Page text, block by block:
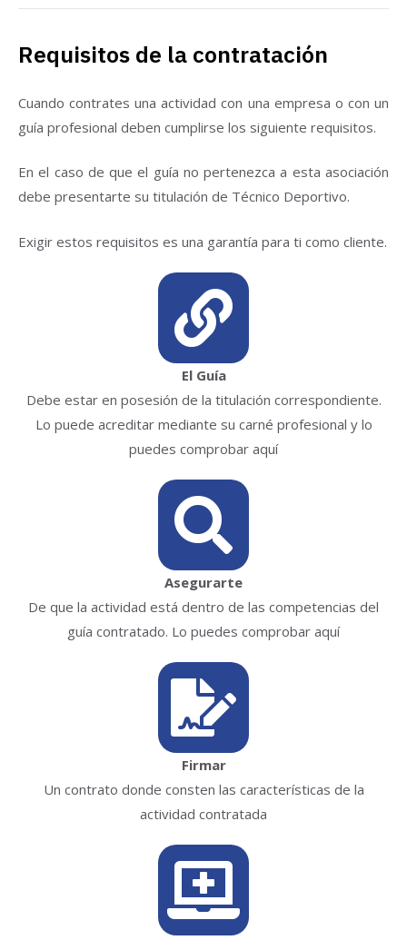
Requisitos de la contratación
Cuando contrates una actividad con una empresa o con un
guía profesional deben cumplirse los siguiente requisitos.
En el caso de que el guía no pertenezca a esta asociación
debe presentarte su titulación de Técnico Deportivo.
Exigir estos requisitos es una garantía para ti como cliente.
El Guía
Debe estar en posesión de la titulación correspondiente.
Lo puede acreditar mediante su carné profesional y lo
puedes comprobar aquí
Asegurarte
De que la actividad está dentro de las competencias del
guía contratado. Lo puedes comprobar aquí
Firmar
Un contrato donde consten las características de la
actividad contratada